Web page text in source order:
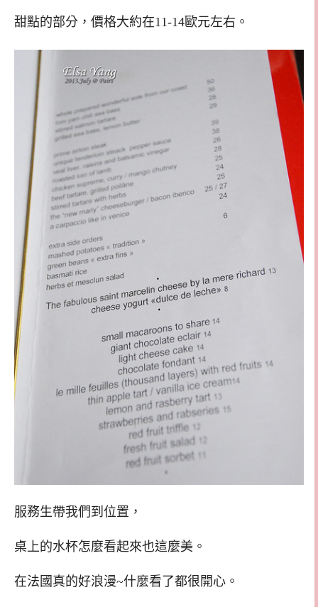
甜點的部分，價格大約在11-14歐元左右。
服務生帶我們到位置，
桌上的水杯怎麼看起來也這麼美。
在法國真的好浪漫~什麼看了都很開心。